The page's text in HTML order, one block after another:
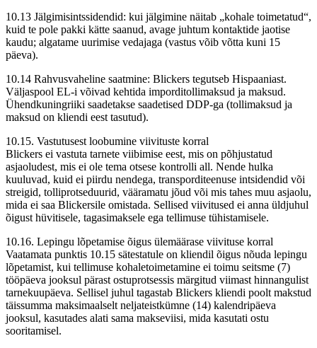
10.13 Jälgimisintssidendid: kui jälgimine näitab „kohale toimetatud“,
kuid te pole pakki kätte saanud, avage juhtum kontaktide jaotise
kaudu; algatame uurimise vedajaga (vastus võib võtta kuni 15
päeva).
10.14 Rahvusvaheline saatmine: Blickers tegutseb Hispaaniast.
Väljaspool EL-i võivad kehtida imporditollimaksud ja maksud.
Ühendkuningriiki saadetakse saadetised DDP-ga (tollimaksud ja
maksud on kliendi eest tasutud).
10.15. Vastutusest loobumine viivituste korral
Blickers ei vastuta tarnete viibimise eest, mis on põhjustatud
asjaoludest, mis ei ole tema otsese kontrolli all. Nende hulka
kuuluvad, kuid ei piirdu nendega, transporditeenuse intsidendid või
streigid, tolliprotseduurid, vääramatu jõud või mis tahes muu asjaolu,
mida ei saa Blickersile omistada. Sellised viivitused ei anna üldjuhul
õigust hüvitisele, tagasimaksele ega tellimuse tühistamisele.
10.16. Lepingu lõpetamise õigus ülemäärase viivituse korral
Vaatamata punktis 10.15 sätestatule on kliendil õigus nõuda lepingu
lõpetamist, kui tellimuse kohaletoimetamine ei toimu seitsme (7)
tööpäeva jooksul pärast ostuprotsessis märgitud viimast hinnangulist
tarnekuupäeva. Sellisel juhul tagastab Blickers kliendi poolt makstud
täissumma maksimaalselt neljateistkümne (14) kalendripäeva
jooksul, kasutades alati sama makseviisi, mida kasutati ostu
sooritamisel.